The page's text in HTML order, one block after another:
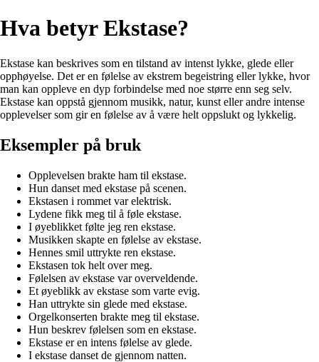
Hva betyr Ekstase?
Ekstase kan beskrives som en tilstand av intenst lykke, glede eller
opphøyelse. Det er en følelse av ekstrem begeistring eller lykke, hvor
man kan oppleve en dyp forbindelse med noe større enn seg selv.
Ekstase kan oppstå gjennom musikk, natur, kunst eller andre intense
opplevelser som gir en følelse av å være helt oppslukt og lykkelig.
Eksempler på bruk
Opplevelsen brakte ham til ekstase.
Hun danset med ekstase på scenen.
Ekstasen i rommet var elektrisk.
Lydene fikk meg til å føle ekstase.
I øyeblikket følte jeg ren ekstase.
Musikken skapte en følelse av ekstase.
Hennes smil uttrykte ren ekstase.
Ekstasen tok helt over meg.
Følelsen av ekstase var overveldende.
Et øyeblikk av ekstase som varte evig.
Han uttrykte sin glede med ekstase.
Orgelkonserten brakte meg til ekstase.
Hun beskrev følelsen som en ekstase.
Ekstase er en intens følelse av glede.
I ekstase danset de gjennom natten.